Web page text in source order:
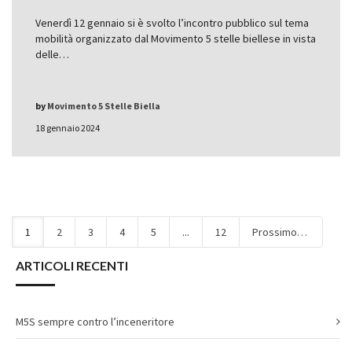
Venerdì 12 gennaio si è svolto l’incontro pubblico sul tema
mobilità organizzato dal Movimento 5 stelle biellese in vista
delle…
18 gennaio 2024
by Movimento 5 Stelle Biella
1 2 3 4 5 ... 12 Prossimo
ARTICOLI RECENTI
M5S sempre contro l’inceneritore